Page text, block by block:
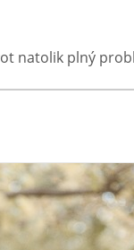
natolik plný